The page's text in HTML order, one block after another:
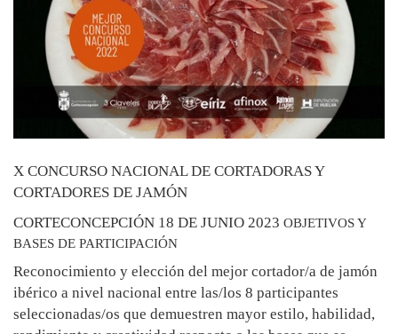
X CONCURSO NACIONAL DE CORTADORAS Y
CORTADORES DE JAMÓN
CORTECONCEPCIÓN 18 DE JUNIO 2023 OBJETIVOS Y
BASES DE PARTICIPACIÓN
Reconocimiento y elección del mejor cortador/a de jamón
ibérico a nivel nacional entre las/los 8 participantes
seleccionadas/os que demuestren mayor estilo, habilidad,